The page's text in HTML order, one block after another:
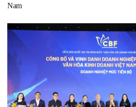
Nam